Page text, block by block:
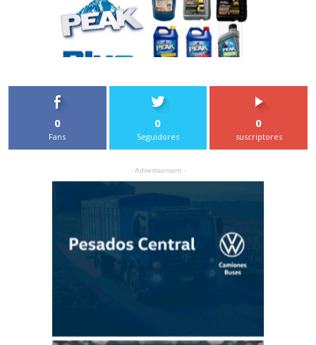
0
Fans
0
Seguidores
0
suscriptores
- Advertisement -